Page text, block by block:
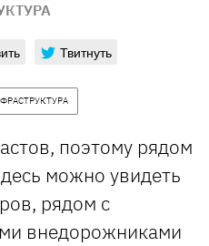
Твитнуть
поэтому рядом
можно увидеть
рядом с
внедорожниками